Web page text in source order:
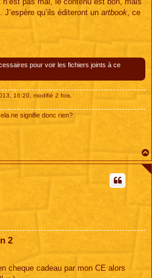
qu’ils éditeront un artbook , ce
pour voir les fichiers joints à ce
16:20, modifié 2 fois.
ne signifie donc rien?
2
cheque cadeau par mon CE alors